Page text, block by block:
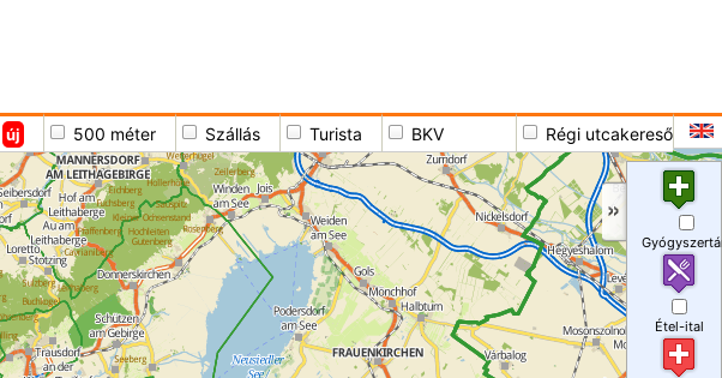
új 500 méter Szállás Turista BKV Régi utcakereső
Étel-ital